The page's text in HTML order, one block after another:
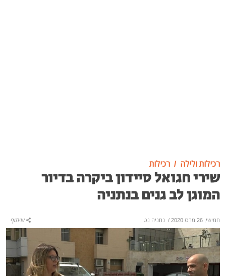
רכילות ולילה רכילות
שירי חגואל סיידון ביקרה בדיור
המוגן לב גנים בנתניה
חמישי, 26 מרס 2020 / נתניה נט שיתוף